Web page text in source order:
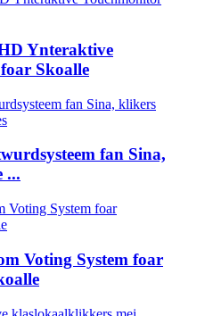
Ynteraktive
Skoalle
fan Sina,
...
Voting System foar